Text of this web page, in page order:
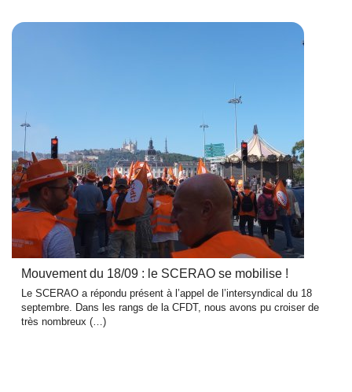
Mouvement du 18/09 : le SCERAO se mobilise !
Le SCERAO a répondu présent à l’appel de l’intersyndical du 18
septembre. Dans les rangs de la CFDT, nous avons pu croiser de
très nombreux (…)